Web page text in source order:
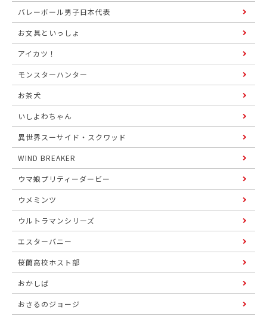
バレーボール男子日本代表
お文具といっしょ
アイカツ！
モンスターハンター
お茶犬
いしよわちゃん
異世界スーサイド・スクワッド
WIND BREAKER
ウマ娘プリティーダービー
ウメミンツ
ウルトラマンシリーズ
エスターバニー
桜蘭高校ホスト部
おかしば
おさるのジョージ